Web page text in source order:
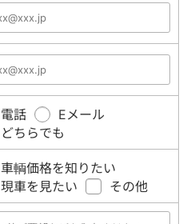
電話
Eメール
どちらでも
車輌価格を知りたい
現車を見たい
その他